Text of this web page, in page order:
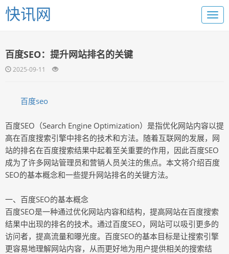
快讯网
百度SEO：提升网站排名的关键
2025-09-11
百度seo
百度SEO（Search Engine Optimization）是指优化网站内容以提
高在百度搜索引擎中排名的技术和方法。随着互联网的发展，网
站的排名在百度搜索结果中起着至关重要的作用，因此百度SEO
成为了许多网站管理员和营销人员关注的焦点。本文将介绍百度
SEO的基本概念和一些提升网站排名的关键方法。
一、百度SEO的基本概念
百度SEO是一种通过优化网站内容和结构，提高网站在百度搜索
结果中出现的排名的技术。通过百度SEO，网站可以吸引更多的
访问者，提高流量和曝光度。百度SEO的基本目标是让搜索引擎
更容易地理解网站内容，从而更好地为用户提供相关的搜索结